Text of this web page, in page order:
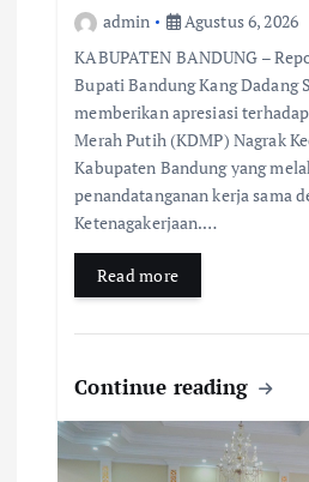
admin
Agustus 6, 2026
KABUPATEN BANDUNG –
Bupati Bandung Kang Dadang
memberikan apresiasi
Merah Putih (KDMP) Nagrak
Kabupaten Bandung yang
penandatanganan kerja sama
Ketenagakerjaan.…
Read more
Continue reading